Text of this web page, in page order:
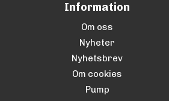
Information
Om oss
Nyheter
Nyhetsbrev
Om cookies
Pump